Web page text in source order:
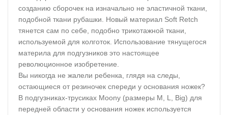
созданию сборочек на изначально не эластичной ткани,
подобной ткани рубашки. Новый материал Soft Retch
тянется сам по себе, подобно трикотажной ткани,
используемой для колготок. Использование тянущегося
материла для подгузников это настоящее
революционное изобретение.
Вы никогда не жалели ребенка, глядя на следы,
остающиеся от резиночек спереди у основания ножек?
В подгузниках-трусиках Moony (размеры M, L, Big) для
передней области у основания ножек используется